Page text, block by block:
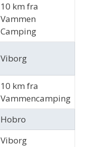
10 km fra
Vammen
Camping
Viborg
10 km fra
Vammencamping
Hobro
Viborg